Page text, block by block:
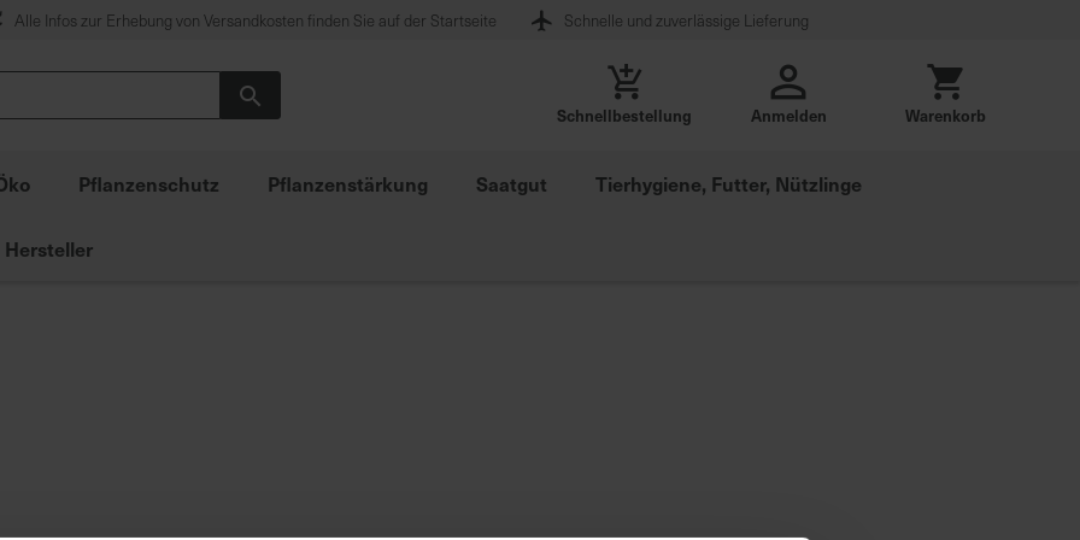
Alle Infos zur Erhebung von Versandkosten finden Sie auf der Startseite Schnelle und zuverlässige Lieferung
Schnellbestellung Anmelden Warenkorb
Pflanzenschutz Pflanzenstärkung Saatgut Tierhygiene, Futter, Nützlinge
Hersteller